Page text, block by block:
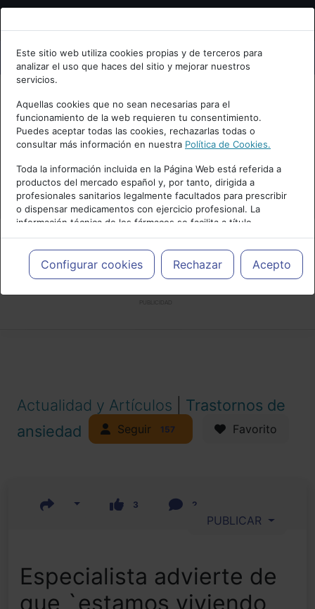
Bienvenid@ a psiquiatria.com
Escribe tu Email
Accede o regístrate con tu email.
Cancelar
Este sitio web utiliza cookies propias y de terceros para
analizar el uso que haces del sitio y mejorar nuestros
servicios.
Aquellas cookies que no sean necesarias para el
funcionamiento de la web requieren tu consentimiento.
Puedes aceptar todas las cookies, rechazarlas todas o
consultar más información en nuestra Política de Cookies.
Toda la información incluida en la Página Web está referida a
productos del mercado español y, por tanto, dirigida a
profesionales sanitarios legalmente facultados para prescribir
o dispensar medicamentos con ejercicio profesional. La
información técnica de los fármacos se facilita a título
meramente informativo, siendo responsabilidad de los
profesionales facultados prescribir medicamentos y decidir, en
cada caso concreto, el tratamiento más adecuado a las
necesidades del paciente.
Configurar cookies Rechazar Acepto
Actualidad y Artículos
Trastornos de
ansiedad
Seguir 157 Favorito
3 2
PUBLICAR
Especialista advierte de
que `estamos viviendo